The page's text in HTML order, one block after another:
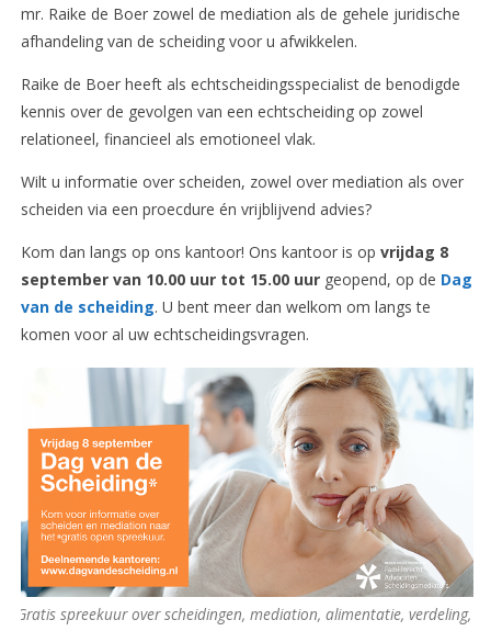
mr. Raike de Boer zowel de mediation als de gehele juridische
afhandeling van de scheiding voor u afwikkelen.
Raike de Boer heeft als echtscheidingsspecialist de benodigde
kennis over de gevolgen van een echtscheiding op zowel
relationeel, financieel als emotioneel vlak.
Wilt u informatie over scheiden, zowel over mediation als over
scheiden via een proecdure én vrijblijvend advies?
Kom dan langs op ons kantoor! Ons kantoor is op vrijdag 8
september van 10.00 uur tot 15.00 uurgeopend, op de Dag
van de scheiding. U bent meer dan welkom om langs te
komen voor al uw echtscheidingsvragen.
Gratis spreekuur over scheidingen, mediation, alimentatie, verdeling,